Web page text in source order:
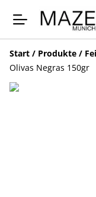
Start / Produkte /
Olivas Negras 150gr